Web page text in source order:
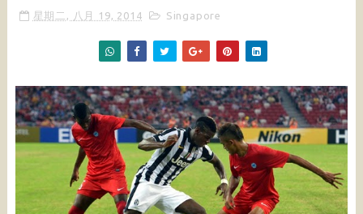
星期二, 八月 19, 2014 Singapore